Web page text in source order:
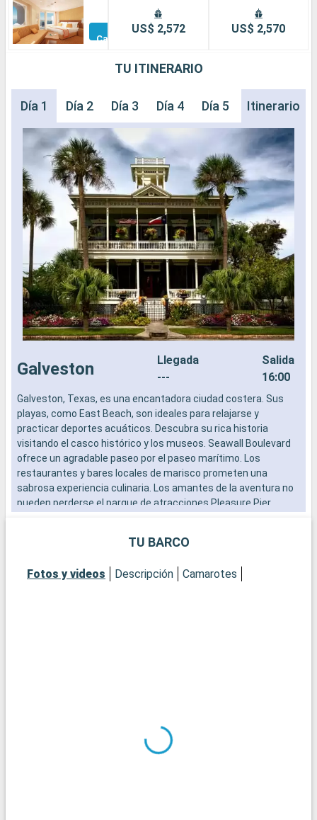
Otros
Camarotes
US$ 2,572 US$ 2,570
TU ITINERARIO
Día 1 Día 2 Día 3 Día 4 Día 5 Día 6 Día
Itinerario
Galveston
Llegada
---
Salida
16:00
Galveston, Texas, es una encantadora ciudad costera. Sus
playas, como East Beach, son ideales para relajarse y
practicar deportes acuáticos. Descubra su rica historia
visitando el casco histórico y los museos. Seawall Boulevard
ofrece un agradable paseo por el paseo marítimo. Los
restaurantes y bares locales de marisco prometen una
sabrosa experiencia culinaria. Los amantes de la aventura no
pueden perderse el parque de atracciones Pleasure Pier.
TU BARCO
Fotos y videos Descripción Camarotes